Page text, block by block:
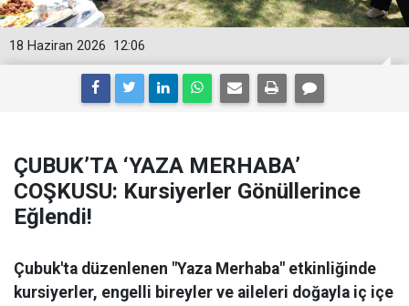
12:06
18 Haziran 2026
ÇUBUK’TA ‘YAZA MERHABA’
COŞKUSU: Kursiyerler Gönüllerince
Eğlendi!
Çubuk'ta düzenlenen "Yaza Merhaba" etkinliğinde
kursiyerler, engelli bireyler ve aileleri doğayla iç içe